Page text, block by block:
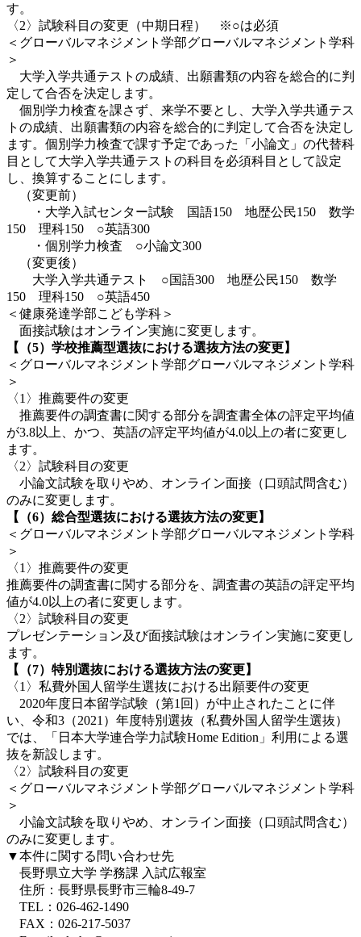
す。
〈2〉試験科目の変更（中期日程） ※○は必須
＜グローバルマネジメント学部グローバルマネジメント学科
＞
大学入学共通テストの成績、出願書類の内容を総合的に判
定して合否を決定します。
個別学力検査を課さず、来学不要とし、大学入学共通テス
トの成績、出願書類の内容を総合的に判定して合否を決定し
ます。個別学力検査で課す予定であった「小論文」の代替科
目として大学入学共通テストの科目を必須科目として設定
し、換算することにします。
（変更前）
・大学入試センター試験 国語150 地歴公民150 数学
150 理科150 ○英語300
・個別学力検査 ○小論文300
（変更後）
大学入学共通テスト ○国語300 地歴公民150 数学
150 理科150 ○英語450
＜健康発達学部こども学科＞
面接試験はオンライン実施に変更します。
【（5）学校推薦型選抜における選抜方法の変更】
＜グローバルマネジメント学部グローバルマネジメント学科
＞
〈1〉推薦要件の変更
推薦要件の調査書に関する部分を調査書全体の評定平均値
が3.8以上、かつ、英語の評定平均値が4.0以上の者に変更し
ます。
〈2〉試験科目の変更
小論文試験を取りやめ、オンライン面接（口頭試問含む）
のみに変更します。
【（6）総合型選抜における選抜方法の変更】
＜グローバルマネジメント学部グローバルマネジメント学科
＞
〈1〉推薦要件の変更
推薦要件の調査書に関する部分を、調査書の英語の評定平均
値が4.0以上の者に変更します。
〈2〉試験科目の変更
プレゼンテーション及び面接試験はオンライン実施に変更し
ます。
【（7）特別選抜における選抜方法の変更】
〈1〉私費外国人留学生選抜における出願要件の変更
2020年度日本留学試験（第1回）が中止されたことに伴
い、令和3（2021）年度特別選抜（私費外国人留学生選抜）
では、「日本大学連合学力試験Home Edition」利用による選
抜を新設します。
〈2〉試験科目の変更
＜グローバルマネジメント学部グローバルマネジメント学科
＞
小論文試験を取りやめ、オンライン面接（口頭試問含む）
のみに変更します。
▼本件に関する問い合わせ先
長野県立大学 学務課 入試広報室
住所：長野県長野市三輪8-49-7
TEL：026-462-1490
FAX：026-217-5037